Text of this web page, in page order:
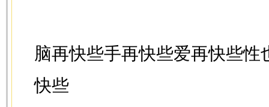
脑再快些手再快些爱再快些性
快些